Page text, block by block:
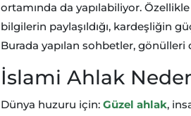
ortamında da yapılabiliyor.
bilgilerin paylaşıldığı, kardeşliğin
Burada yapılan sohbetler, gönülleri
İslami Ahlak
Dünya huzuru için: Güzel ahlak,